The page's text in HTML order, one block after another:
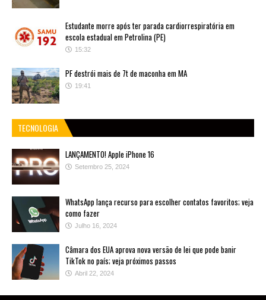
Estudante morre após ter parada cardiorrespiratória em
escola estadual em Petrolina (PE)
15:32
PF destrói mais de 7t de maconha em MA
19:41
TECNOLOGIA
LANÇAMENTO! Apple iPhone 16
Setembro 25, 2024
WhatsApp lança recurso para escolher contatos favoritos; veja
como fazer
Julho 16, 2024
Câmara dos EUA aprova nova versão de lei que pode banir
TikTok no país; veja próximos passos
Abril 22, 2024